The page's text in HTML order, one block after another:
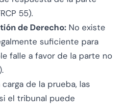
55).
de Derecho: No existe
suficiente para
falle a favor de la parte no
de la prueba, las
el tribunal puede